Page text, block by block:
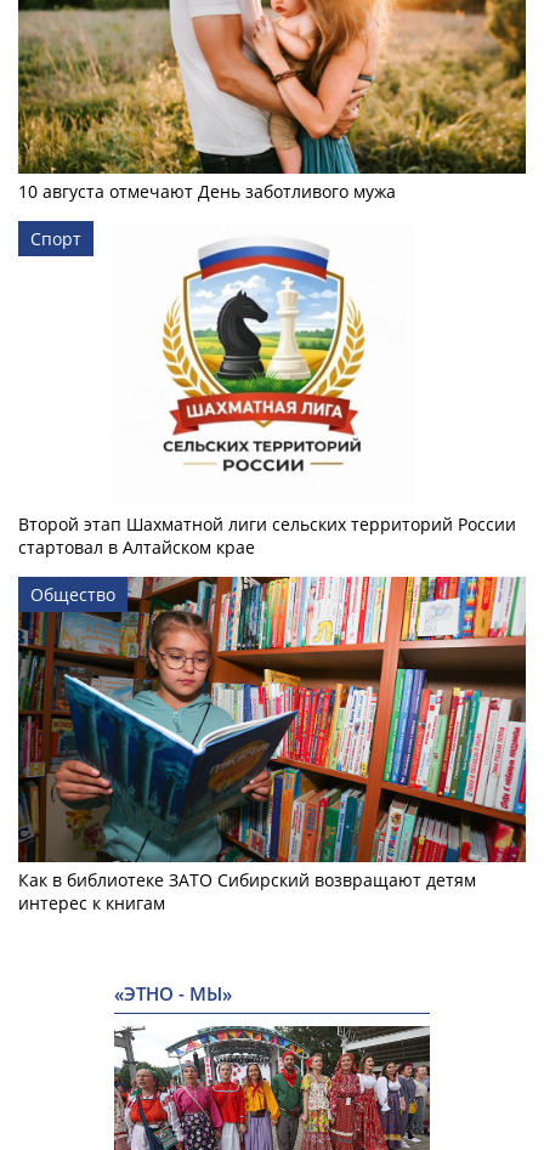
10 августа отмечают День заботливого мужа
Спорт
Второй этап Шахматной лиги сельских территорий России
стартовал в Алтайском крае
Общество
Как в библиотеке ЗАТО Сибирский возвращают детям
интерес к книгам
«ЭТНО - МЫ»